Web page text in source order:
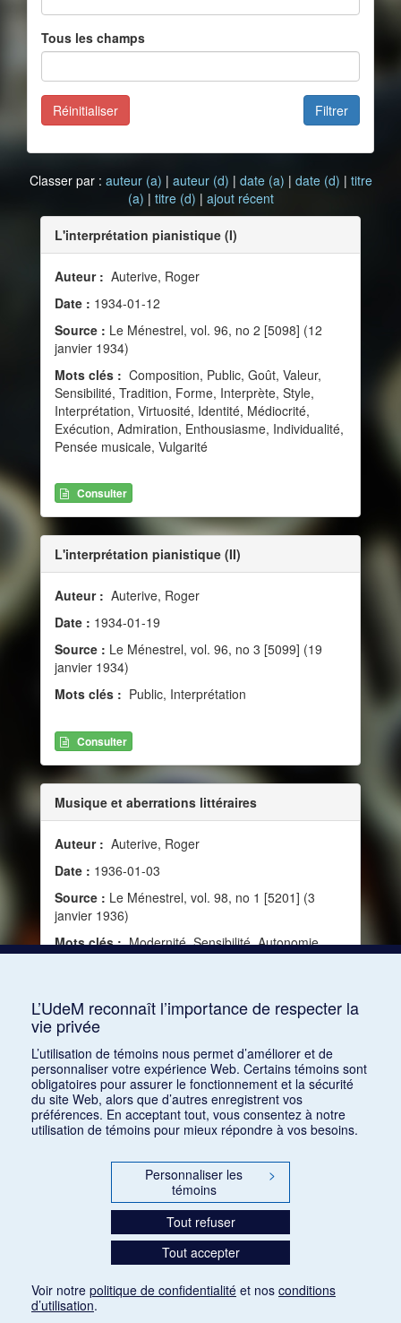
Tous les champs
Filtrer
Réinitialiser
Classer par : auteur (a) | auteur (d) | date (a) | date (d) | titre
(a) | titre (d) | ajout récent
L'interprétation pianistique (I)
Auteur : Auterive, Roger
Date : 1934-01-12
Source : Le Ménestrel, vol. 96, no 2 [5098] (12
janvier 1934)
Mots clés : Composition, Public, Goût, Valeur,
Sensibilité, Tradition, Forme, Interprète, Style,
Interprétation, Virtuosité, Identité, Médiocrité,
Exécution, Admiration, Enthousiasme, Individualité,
Pensée musicale, Vulgarité
Consulter
L'interprétation pianistique (II)
Auteur : Auterive, Roger
Date : 1934-01-19
Source : Le Ménestrel, vol. 96, no 3 [5099] (19
janvier 1934)
Mots clés : Public, Interprétation
Consulter
Musique et aberrations littéraires
Auteur : Auterive, Roger
Date : 1936-01-03
Source : Le Ménestrel, vol. 98, no 1 [5201] (3
janvier 1936)
Mots clés :Modernité, Sensibilité, Autonomie,
Vérité, Critique, Signification, Jugement,
L’UdeM reconnaît l’importance de respecter la
vie privée
L’utilisation de témoins nous permet d’améliorer et de
personnaliser votre expérience Web. Certains témoins sont
obligatoires pour assurer le fonctionnement et la sécurité
du site Web, alors que d’autres enregistrent vos
préférences. En acceptant tout, vous consentez à notre
utilisation de témoins pour mieux répondre à vos besoins.
Personnaliser les
témoins
>
Tout refuser
Tout accepter
Voir notre politique de confidentialité et nos conditions
d’utilisation.